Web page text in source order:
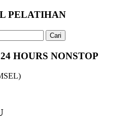
PELATIHAN
HOURS NONSTOP